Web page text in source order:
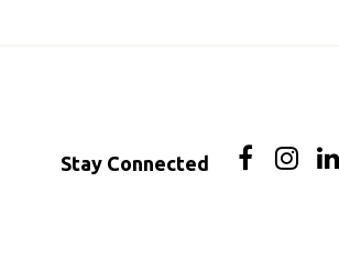
Stay Connected